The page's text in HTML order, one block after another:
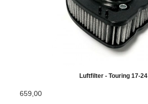
Luftfilter - Touring 17-24
659,00